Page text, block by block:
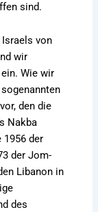
sind.
von
wir
Wie wir
den die
Nakba
1956 der
der Jom-
Libanon in
des